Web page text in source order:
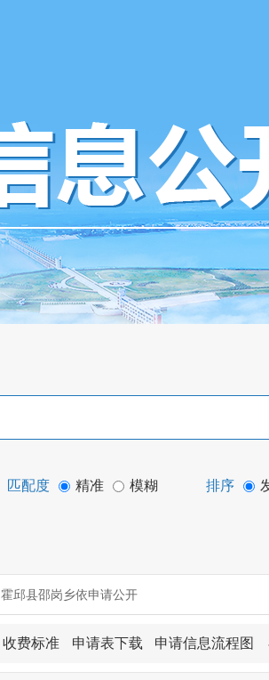
匹配度 精准 模糊 排序
霍邱县邵岗乡依申请公开
收费标准 申请表下载 申请信息流程图